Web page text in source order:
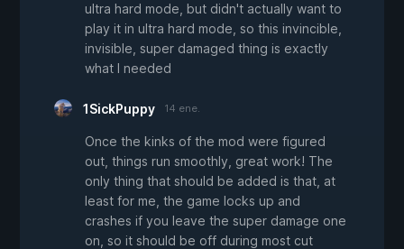
ultra hard mode, but didn't actually want to
play it in ultra hard mode, so this invincible,
invisible, super damaged thing is exactly
what I needed
1SickPuppy 14 ene.
Once the kinks of the mod were figured
out, things run smoothly, great work! The
only thing that should be added is that, at
least for me, the game locks up and
crashes if you leave the super damage one
on, so it should be off during most cut